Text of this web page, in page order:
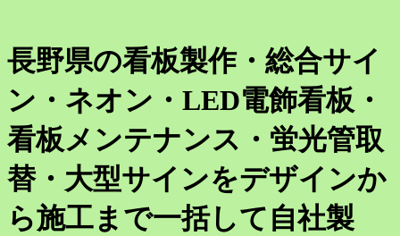
長野県の看板製作・総合サイ
ン・ネオン・LED電飾看板・
看板メンテナンス・蛍光管取
替・大型サインをデザインか
ら施工まで一括して自社製